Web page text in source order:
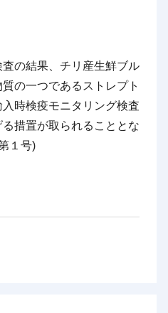
の結果、チリ産生鮮ブル
の一つであるストレプト
時検疫モニタリング検査
措置が取られることとな
１号)